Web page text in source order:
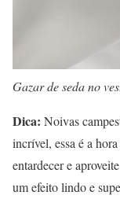
Gazar de seda no
Dica: Noivas
incrível, essa é a
entardecer e
um efeito lindo e